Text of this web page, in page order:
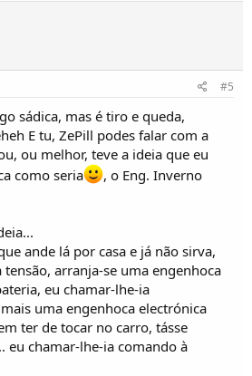
#5
sádica, mas é tiro e queda,
E tu, ZePill podes falar com a
ou melhor, teve a ideia que eu
como seria
, o Eng. Inverno
ande lá por casa e já não sirva,
tensão, arranja-se uma engenhoca
eu chamar-lhe-ia
uma engenhoca electrónica
ter de tocar no carro, tásse
eu chamar-lhe-ia comando à